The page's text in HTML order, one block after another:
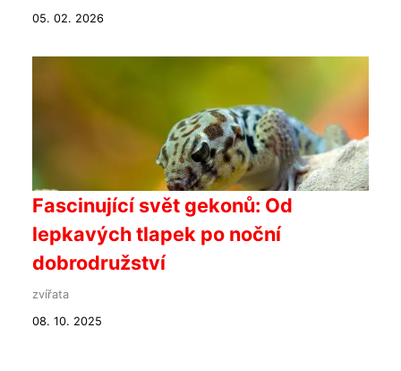
05. 02. 2026
Fascinující svět gekonů: Od
lepkavých tlapek po noční
dobrodružství
zvířata
08. 10. 2025